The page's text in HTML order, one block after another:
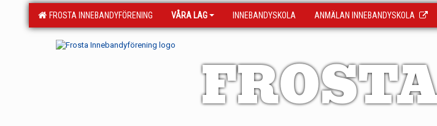
FROSTA INNEBANDYFÖRENING VÅRA LAG INNEBANDYSKOLA ANMÄLAN INNEBANDYSKOLA